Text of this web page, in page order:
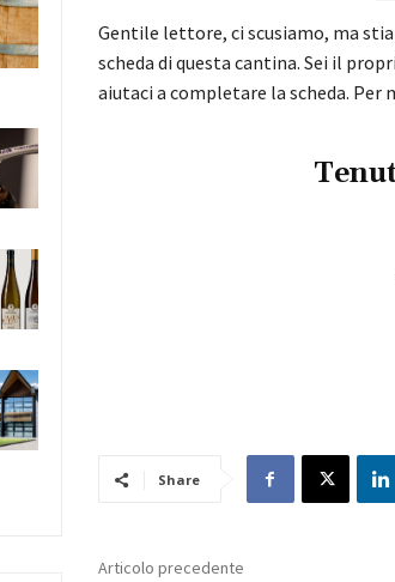
Gentile lettore, ci scusiamo, ma
scheda di questa cantina. Sei il
aiutaci a completare la scheda.
Share
Articolo precedente